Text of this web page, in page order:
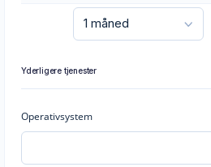
Yderligere tjenester
Operativsystem